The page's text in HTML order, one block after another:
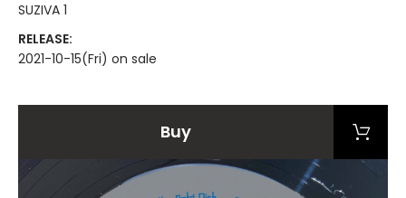
SUZIVA 1
RELEASE:
2021-10-15(Fri) on sale
Buy